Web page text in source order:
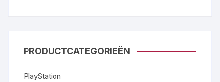
PRODUCTCATEGORIEËN
PlayStation